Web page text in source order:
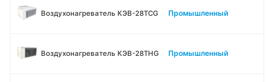
Воздухонагреватель КЭВ-28TСG Промышленный
Воздухонагреватель КЭВ-28THG Промышленный